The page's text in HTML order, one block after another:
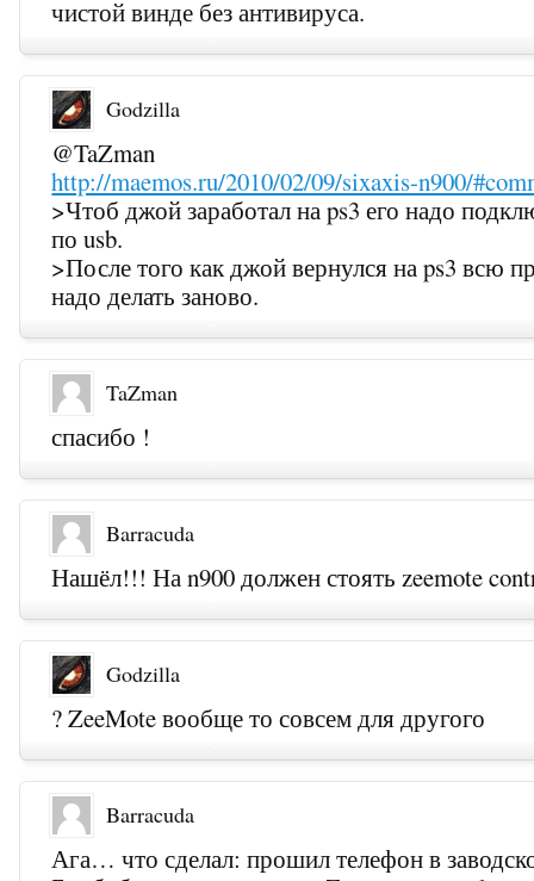
чистой винде без антивируса.
Godzilla
@TaZman
http://maemos.ru/2010/02/09/sixaxis-n900/
>Чтоб джой заработал на ps3 его надо
по usb.
>После того как джой вернулся на ps3 всю
надо делать заново.
TaZman
спасибо !
Barracuda
Нашёл!!! На n900 должен стоять zeemote
Godzilla
? ZeeMote вообще то совсем для другого
Barracuda
Ага… что сделал: прошил телефон в